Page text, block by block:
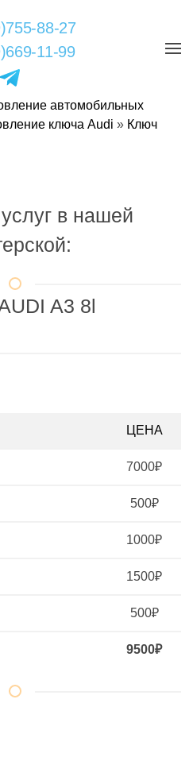
88-27
11-99
автомобильных
ключа Audi » Ключ
в нашей
A3 8l
ЦЕНА
7000₽
500₽
1000₽
1500₽
500₽
9500₽